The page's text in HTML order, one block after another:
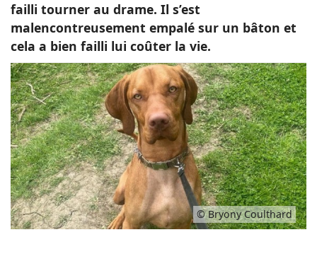
failli tourner au drame. Il s’est
malencontreusement empalé sur un bâton et
cela a bien failli lui coûter la vie.
© Bryony Coulthard